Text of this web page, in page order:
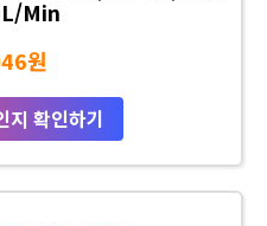
Min
원
지 확인하기